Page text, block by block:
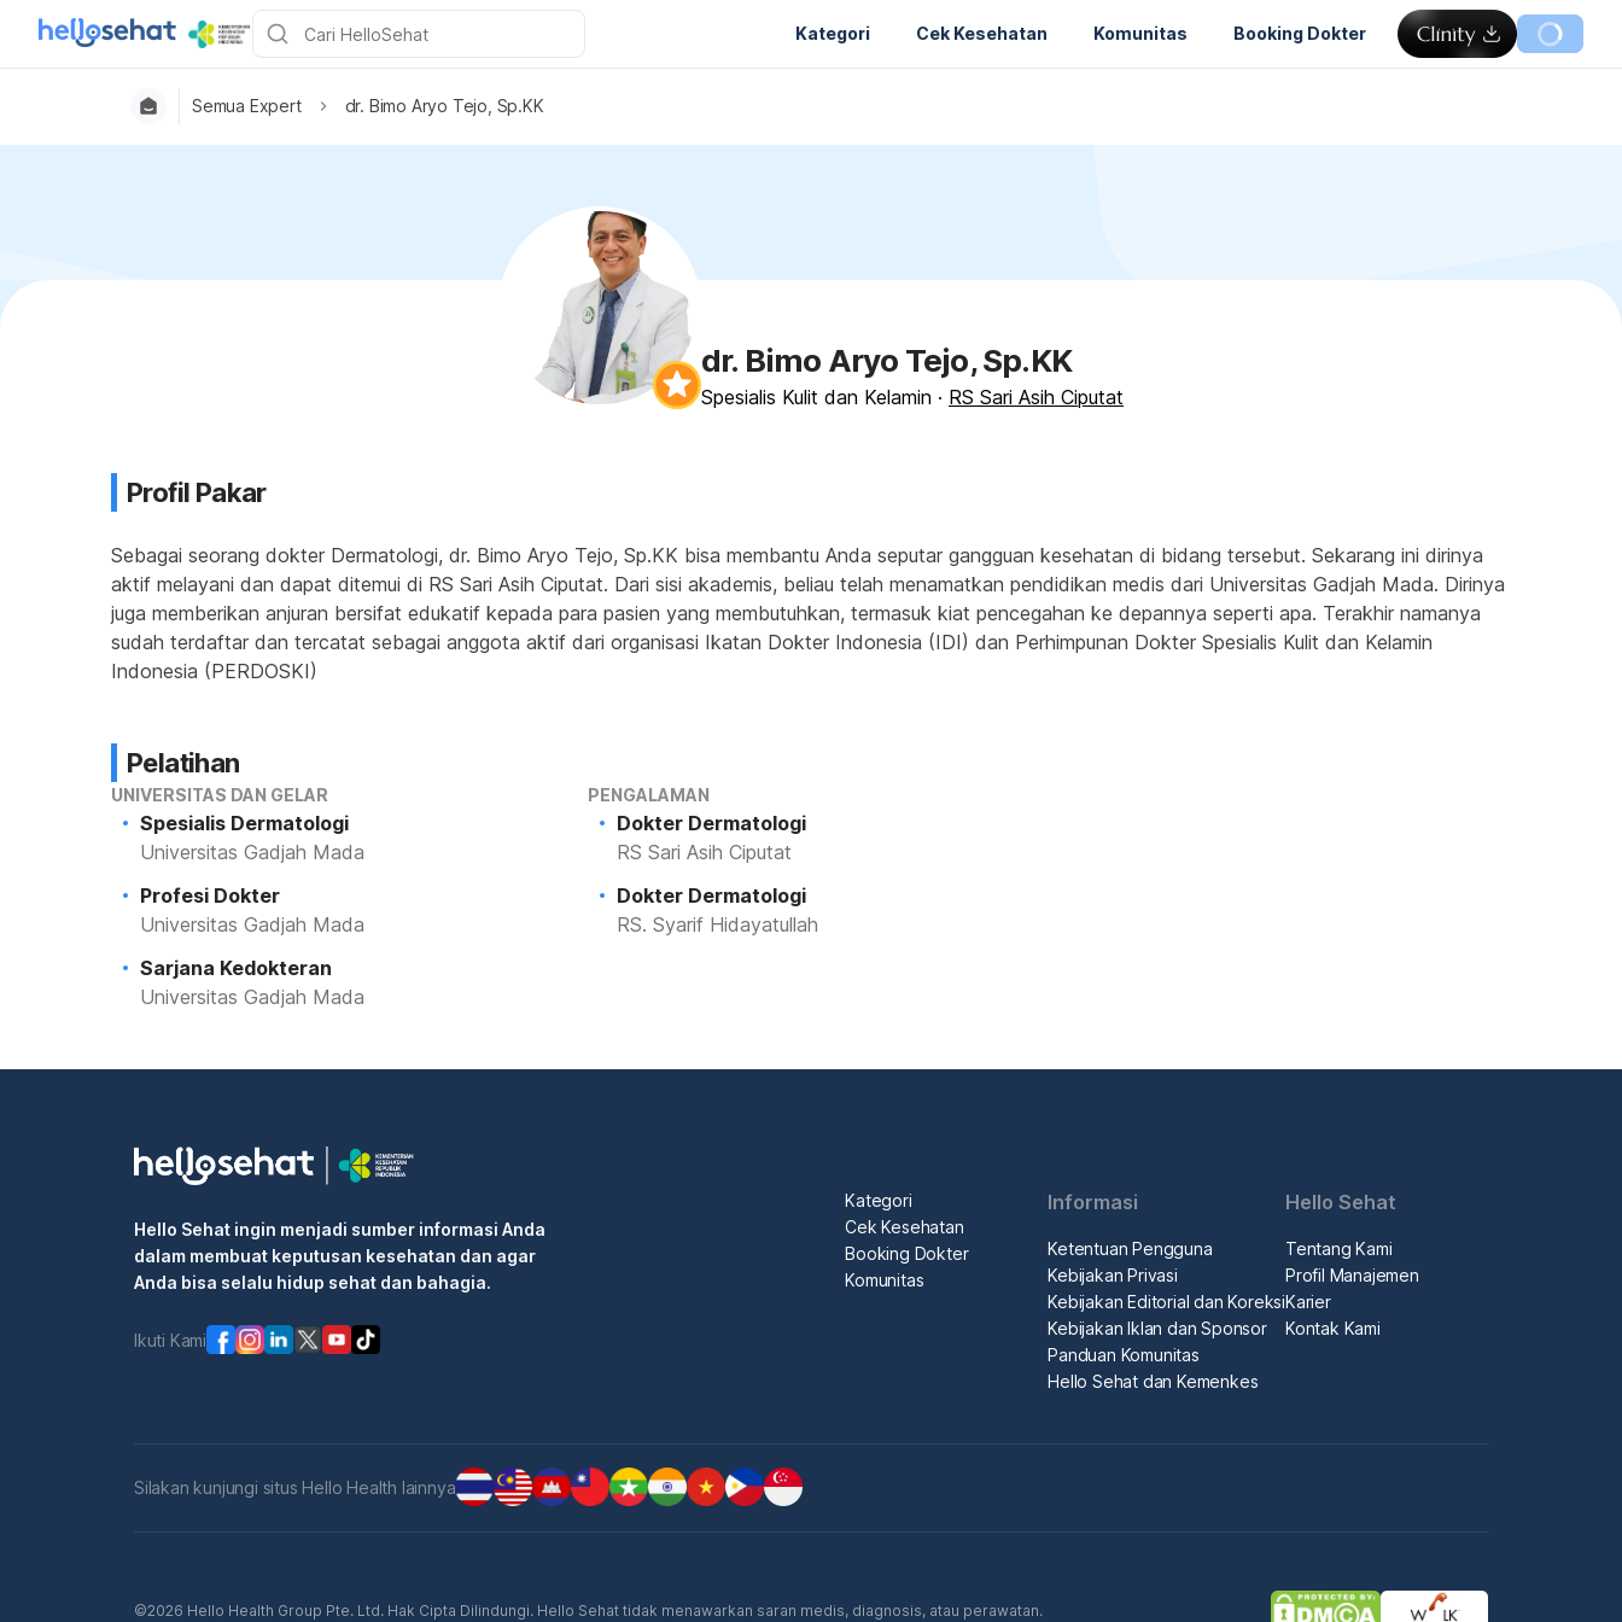
Kategori Cek Kesehatan Komunitas Booking Dokter
Semua Expert dr. Bimo Aryo Tejo, Sp.KK
dr. Bimo Aryo Tejo, Sp.KK
Spesialis Kulit dan Kelamin · RS Sari Asih Ciputat
Profil Pakar
Sebagai seorang dokter Dermatologi, dr. Bimo Aryo Tejo, Sp.KK bisa membantu Anda seputar gangguan kesehatan di bidang tersebut. Sekarang ini dirinya
aktif melayani dan dapat ditemui di RS Sari Asih Ciputat. Dari sisi akademis, beliau telah menamatkan pendidikan medis dari Universitas Gadjah Mada. Dirinya
juga memberikan anjuran bersifat edukatif kepada para pasien yang membutuhkan, termasuk kiat pencegahan ke depannya seperti apa. Terakhir namanya
sudah terdaftar dan tercatat sebagai anggota aktif dari organisasi Ikatan Dokter Indonesia (IDI) dan Perhimpunan Dokter Spesialis Kulit dan Kelamin
Indonesia (PERDOSKI)
Pelatihan
UNIVERSITAS DAN GELAR
Spesialis Dermatologi
Universitas Gadjah Mada
Profesi Dokter
Universitas Gadjah Mada
Sarjana Kedokteran
Universitas Gadjah Mada
PENGALAMAN
Dokter Dermatologi
RS Sari Asih Ciputat
Dokter Dermatologi
RS. Syarif Hidayatullah
Hello Sehat ingin menjadi sumber informasi Anda
dalam membuat keputusan kesehatan dan agar
Anda bisa selalu hidup sehat dan bahagia.
Ikuti Kami
Kategori
Cek Kesehatan
Booking Dokter
Komunitas
Informasi
Ketentuan Pengguna
Kebijakan Privasi
Kebijakan Editorial dan Koreksi
Kebijakan Iklan dan Sponsor
Panduan Komunitas
Hello Sehat dan Kemenkes
Hello Sehat
Tentang Kami
Profil Manajemen
Karier
Kontak Kami
Silakan kunjungi situs Hello Health lainnya
©2026 Hello Health Group Pte. Ltd. Hak Cipta Dilindungi. Hello Sehat tidak menawarkan saran medis, diagnosis, atau perawatan.